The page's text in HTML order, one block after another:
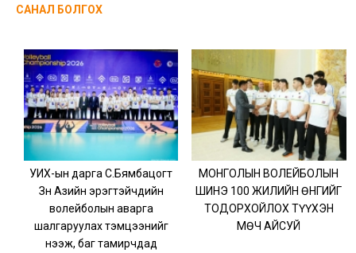
САНАЛ БОЛГОХ
УИХ-ын дарга С.Бямбацогт
Зүүн Азийн эрэгтэйчүүдийн
волейболын аварга
шалгаруулах тэмцээнийг
нээж, баг тамирчдад
МОНГОЛЫН ВОЛЕЙБОЛЫН
ШИНЭ 100 ЖИЛИЙН ӨНГИЙГ
ТОДОРХОЙЛОХ ТҮҮХЭН
МӨЧ АЙСУЙ